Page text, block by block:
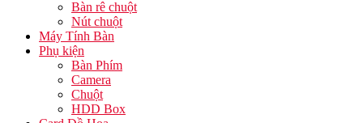
Bàn rê chuột
Nút chuột
Máy Tính Bàn
Phụ kiện
Bàn Phím
Camera
Chuột
HDD Box